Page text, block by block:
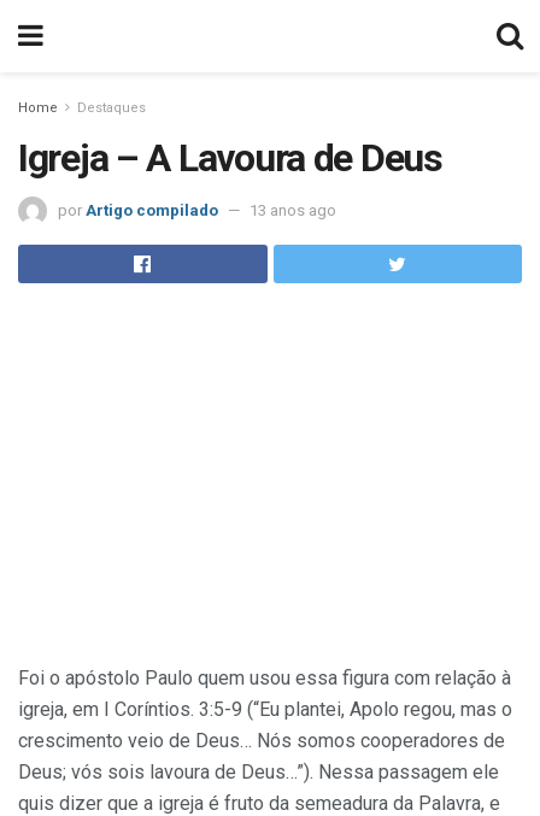
Home Destaques
Igreja – A Lavoura de Deus
por Artigo compilado 13 anos ago
Foi o apóstolo Paulo quem usou essa figura com relação à
igreja, em I Coríntios. 3:5-9 (“Eu plantei, Apolo regou, mas o
crescimento veio de Deus… Nós somos cooperadores de
Deus; vós sois lavoura de Deus…”). Nessa passagem ele
quis dizer que a igreja é fruto da semeadura da Palavra, e